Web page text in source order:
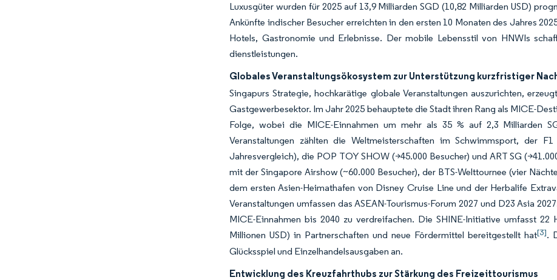
Luxusgüter wurden für 2025 auf 13,9 Milliarden SGD (10,82 Milliarden USD)
Ankünfte indischer Besucher erreichten in den ersten 10 Monaten des Jahres
Hotels, Gastronomie und Erlebnisse. Der mobile Lebensstil von HNWIs
dienstleistungen.
Globales Veranstaltungsökosystem zur Unterstützung kurzfristiger
Singapurs Strategie, hochkarätige globale Veranstaltungen auszurichten,
Gastgewerbesektor. Im Jahr 2025 behauptete die Stadt ihren Rang als MICE-
Folge, wobei die MICE-Einnahmen um mehr als 35 % auf 2,3 Milliarden
Veranstaltungen zählten die Weltmeisterschaften im Schwimmsport, der
Jahresvergleich), die POP TOY SHOW (>45.000 Besucher) und ART SG
mit der Singapore Airshow (~60.000 Besucher), der BTS-Welttournee (vier
dem ersten Asien-Heimathafen von Disney Cruise Line und der Herbalife
Veranstaltungen umfassen das ASEAN-Tourismus-Forum 2027 und D23 Asia
MICE-Einnahmen bis 2040 zu verdreifachen. Die SHINE-Initiative umfasst
Millionen USD) in Partnerschaften und neue Fördermittel bereitgestellt hat[3].
Glücksspiel und Einzelhandelsausgaben an.
Entwicklung des Kreuzfahrthubs zur Stärkung des Freizeittourismus